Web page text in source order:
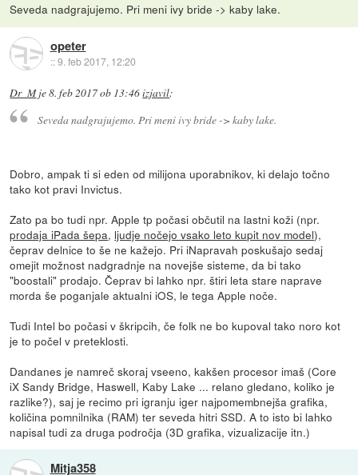
Seveda nadgrajujemo. Pri meni ivy bride -> kaby lake.
opeter
::9. feb 2017, 12:20
Dr_Mje8. feb 2017 ob 13:46izjavil:
Seveda nadgrajujemo. Pri meni ivy bride -> kaby lake.
Dobro, ampak ti si eden od milijona uporabnikov, ki delajo točno
tako kot pravi Invictus.
Zato pa bo tudi npr. Apple tp počasi občutil na lastni koži (npr.
prodaja iPada šepa, ljudje nočejo vsako leto kupit nov model),
čeprav delnice to še ne kažejo. Pri iNapravah poskušajo sedaj
omejit možnost nadgradnje na novejše sisteme, da bi tako
"boostali" prodajo. Čeprav bi lahko npr. štiri leta stare naprave
morda še poganjale aktualni iOS, le tega Apple noče.
Tudi Intel bo počasi v škripcih, če folk ne bo kupoval tako noro kot
je to počel v preteklosti.
Dandanes je namreč skoraj vseeno, kakšen procesor imaš (Core
iX Sandy Bridge, Haswell, Kaby Lake ... relano gledano, koliko je
razlike?), saj je recimo pri igranju iger najpomembnejša grafika,
količina pomnilnika (RAM) ter seveda hitri SSD. A to isto bi lahko
napisal tudi za druga področja (3D grafika, vizualizacije itn.)
Mitja358